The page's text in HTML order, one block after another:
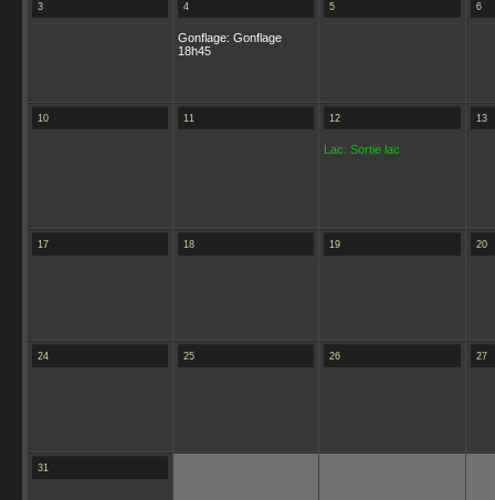
3 4
Gonflage: Gonflage
18h45
5 6
10 11 12
Lac: Sortie lac
13
17 18 19 20
24 25 26 27
31